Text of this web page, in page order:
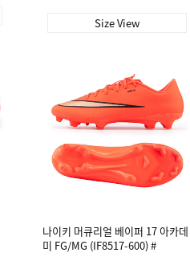
Size View
나이키 머큐리얼 베이퍼 17 아카데
미 FG/MG (IF8517-600) #